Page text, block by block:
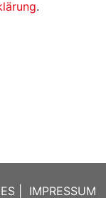
.
IMPRESSUM